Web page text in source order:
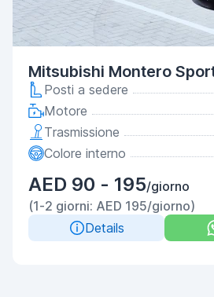
Mitsubishi Montero
Posti a sedere
Motore
Trasmissione
Colore interno
AED 90 - 195/giorno
(1-2 giorni: AED 195/giorno)
Details